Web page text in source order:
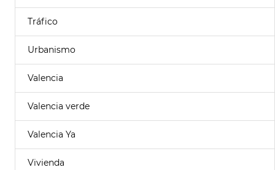
Tráfico
Urbanismo
Valencia
Valencia verde
Valencia Ya
Vivienda